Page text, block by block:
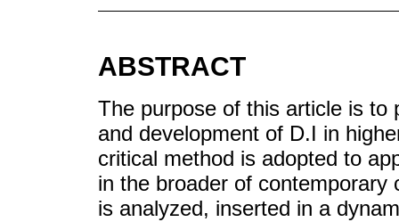
ABSTRACT
The purpose of this article is to
and development of D.I in
critical method is adopted to
in the broader of
is analyzed, inserted in a